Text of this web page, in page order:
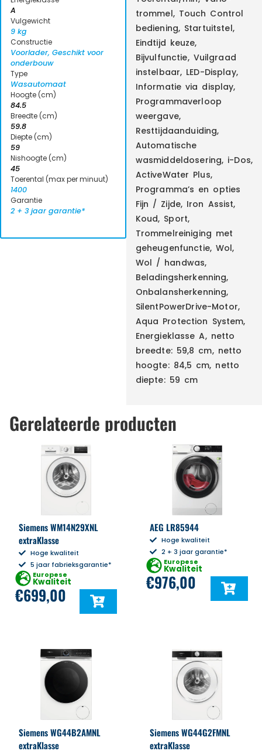
A
Vulgewicht
9 kg
Constructie
Voorlader, Geschikt voor
onderbouw
Type
Wasautomaat
Hoogte (cm)
84.5
Breedte (cm)
59.8
Diepte (cm)
59
Nishoogte (cm)
45
Toerental (max per minuut)
1400
Garantie
2 + 3 jaar garantie*
trommel, Touch Control
bediening, Startuitstel,
Eindtijd keuze,
Bijvulfunctie, Vuilgraad
instelbaar, LED-Display,
Informatie via display,
Programmaverloop
weergave,
Resttijdaanduiding,
Automatische
wasmiddeldosering, i-Dos,
ActiveWater Plus,
Programma’s en opties
Fijn / Zijde, Iron Assist,
Koud, Sport,
Trommelreiniging met
geheugenfunctie, Wol,
Wol / handwas,
Beladingsherkenning,
Onbalansherkenning,
SilentPowerDrive-Motor,
Aqua Protection System,
Energieklasse A, netto
breedte: 59,8 cm, netto
hoogte: 84,5 cm, netto
diepte: 59 cm
Gerelateerde producten
Siemens WM14N29XNL
extraKlasse
Hoge kwaliteit
5 jaar fabrieksgarantie*
Europese
Kwaliteit
€699,00
AEG LR85944
Hoge kwaliteit
2 + 3 jaar garantie*
Europese
Kwaliteit
€976,00
Siemens WG44B2AMNL
extraKlasse
Siemens WG44G2FMNL
extraKlasse